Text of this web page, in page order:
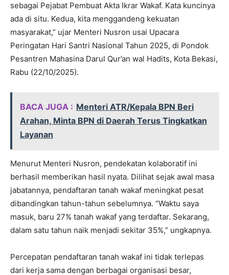
sebagai Pejabat Pembuat Akta Ikrar Wakaf. Kata kuncinya
ada di situ. Kedua, kita menggandeng kekuatan
masyarakat,” ujar Menteri Nusron usai Upacara
Peringatan Hari Santri Nasional Tahun 2025, di Pondok
Pesantren Mahasina Darul Qur’an wal Hadits, Kota Bekasi,
Rabu (22/10/2025).
BACA JUGA : Menteri ATR/Kepala BPN Beri
Arahan, Minta BPN di Daerah Terus Tingkatkan
Layanan
Menurut Menteri Nusron, pendekatan kolaboratif ini
berhasil memberikan hasil nyata. Dilihat sejak awal masa
jabatannya, pendaftaran tanah wakaf meningkat pesat
dibandingkan tahun-tahun sebelumnya. “Waktu saya
masuk, baru 27% tanah wakaf yang terdaftar. Sekarang,
dalam satu tahun naik menjadi sekitar 35%,” ungkapnya.
Percepatan pendaftaran tanah wakaf ini tidak terlepas
dari kerja sama dengan berbagai organisasi besar,